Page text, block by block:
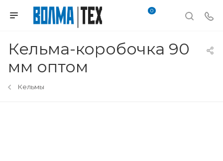
0
Кельма-коробочка 90
мм оптом
Кельмы